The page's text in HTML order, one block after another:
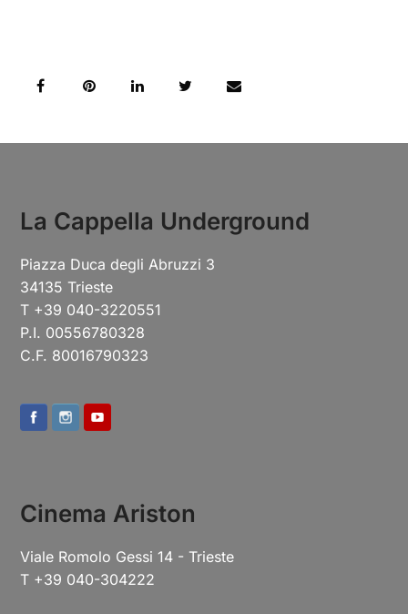
La Cappella Underground
Piazza Duca degli Abruzzi 3
34135 Trieste
T +39 040-3220551
P.I. 00556780328
C.F. 80016790323
Cinema Ariston
Viale Romolo Gessi 14 - Trieste
T +39 040-304222